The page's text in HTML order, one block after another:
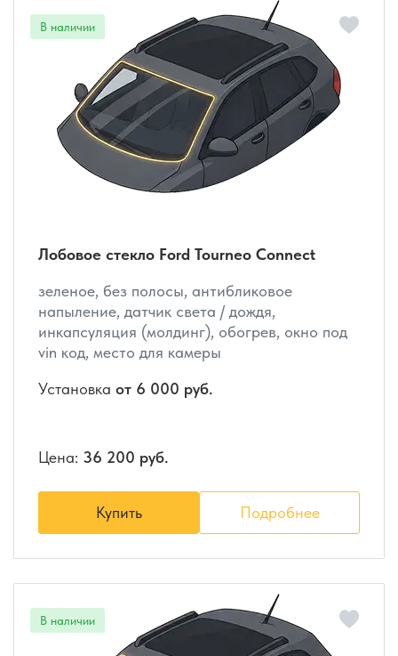
Лобовое стекло Ford Tourneo Connect
зеленое, без полосы, антибликовое
напыление, датчик света / дождя,
инкапсуляция (молдинг), обогрев, окно под
vin код, место для камеры
Установка от 6 000 руб.
Цена: 36 200 руб.
Купить Подробнее